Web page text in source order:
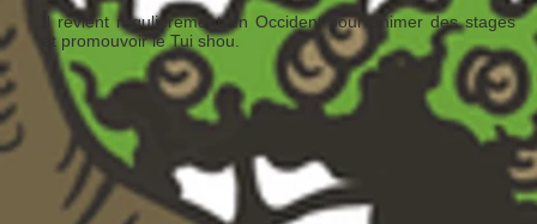
Il revient régulièrement en Occident pour animer des stages
et promouvoir le Tui shou.